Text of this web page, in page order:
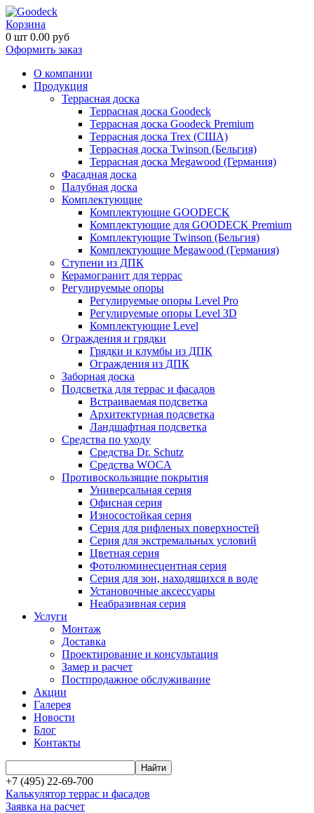
Корзина
0 шт 0.00 руб
Оформить заказ
О компании
Продукция
Террасная доска
Террасная доска Goodeck
Террасная доска Goodeck Premium
Террасная доска Trex (США)
Террасная доска Twinson (Бельгия)
Террасная доска Megawood (Германия)
Фасадная доска
Палубная доска
Комплектующие
Комплектующие GOODECK
Комплектующие для GOODECK Premium
Комплектующие Twinson (Бельгия)
Комплектующие Megawood (Германия)
Ступени из ДПК
Керамогранит для террас
Регулируемые опоры
Регулируемые опоры Level Pro
Регулируемые опоры Level 3D
Комплектующие Level
Ограждения и грядки
Грядки и клумбы из ДПК
Ограждения из ДПК
Заборная доска
Подсветка для террас и фасадов
Встраиваемая подсветка
Архитектурная подсветка
Ландшафтная подсветка
Средства по уходу
Средства Dr. Schutz
Средства WOCA
Противоскользящие покрытия
Универсальная серия
Офисная серия
Износостойкая серия
Серия для рифленых поверхностей
Серия для экстремальных условий
Цветная серия
Фотолюминесцентная серия
Серия для зон, находящихся в воде
Установочные аксессуары
Неабразивная серия
Услуги
Монтаж
Доставка
Проектирование и консультация
Замер и расчет
Постпродажное обслуживание
Акции
Галерея
Новости
Блог
Контакты
+7 (495) 22-69-700
Калькулятор террас и фасадов
Заявка на расчет